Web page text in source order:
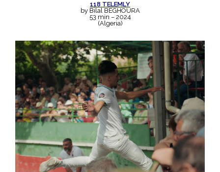
118 TELEMLY
by Bilal BEGHOURA
53 min – 2024
(Algeria)